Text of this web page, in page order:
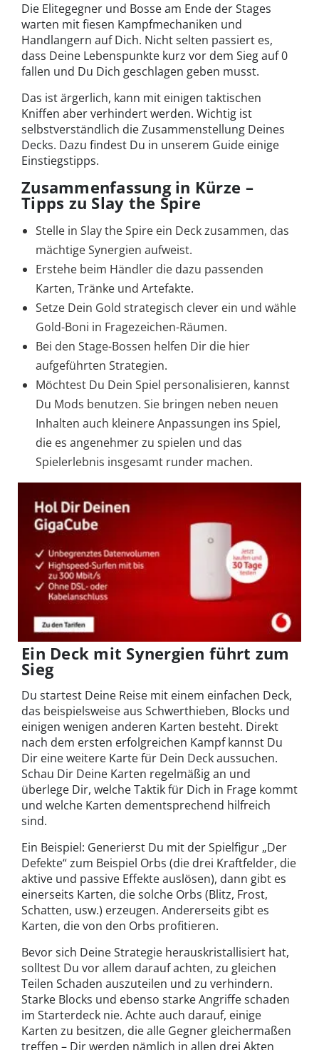
Die Elitegegner und Bosse am Ende der Stages
warten mit fiesen Kampfmechaniken und
Handlangern auf Dich. Nicht selten passiert es,
dass Deine Lebenspunkte kurz vor dem Sieg auf 0
fallen und Du Dich geschlagen geben musst.
Das ist ärgerlich, kann mit einigen taktischen
Kniffen aber verhindert werden. Wichtig ist
selbstverständlich die Zusammenstellung Deines
Decks. Dazu findest Du in unserem Guide einige
Einstiegstipps.
Zusammenfassung in Kürze –
Tipps zu Slay the Spire
Stelle in Slay the Spire ein Deck zusammen, das
mächtige Synergien aufweist.
Erstehe beim Händler die dazu passenden
Karten, Tränke und Artefakte.
Setze Dein Gold strategisch clever ein und wähle
Gold-Boni in Fragezeichen-Räumen.
Bei den Stage-Bossen helfen Dir die hier
aufgeführten Strategien.
Möchtest Du Dein Spiel personalisieren, kannst
Du Mods benutzen. Sie bringen neben neuen
Inhalten auch kleinere Anpassungen ins Spiel,
die es angenehmer zu spielen und das
Spielerlebnis insgesamt runder machen.
Ein Deck mit Synergien führt zum
Sieg
Du startest Deine Reise mit einem einfachen Deck,
das beispielsweise aus Schwerthieben, Blocks und
einigen wenigen anderen Karten besteht. Direkt
nach dem ersten erfolgreichen Kampf kannst Du
Dir eine weitere Karte für Dein Deck aussuchen.
Schau Dir Deine Karten regelmäßig an und
überlege Dir, welche Taktik für Dich in Frage kommt
und welche Karten dementsprechend hilfreich
sind.
Ein Beispiel: Generierst Du mit der Spielfigur „Der
Defekte“ zum Beispiel Orbs (die drei Kraftfelder, die
aktive und passive Effekte auslösen), dann gibt es
einerseits Karten, die solche Orbs (Blitz, Frost,
Schatten, usw.) erzeugen. Andererseits gibt es
Karten, die von den Orbs profitieren.
Bevor sich Deine Strategie herauskristallisiert hat,
solltest Du vor allem darauf achten, zu gleichen
Teilen Schaden auszuteilen und zu verhindern.
Starke Blocks und ebenso starke Angriffe schaden
im Starterdeck nie. Achte auch darauf, einige
Karten zu besitzen, die alle Gegner gleichermaßen
treffen – Dir werden nämlich in allen drei Akten